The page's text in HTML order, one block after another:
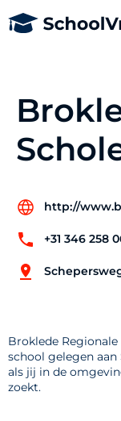
http://
+31 346 258
Broklede
school gelegen aan
als jij in de
zoekt.